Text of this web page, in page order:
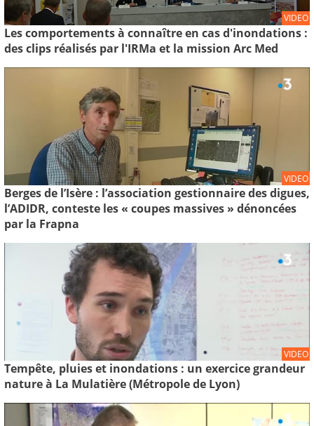
VIDEO
Les comportements à connaître en cas d'inondations :
des clips réalisés par l'IRMa et la mission Arc Med
VIDEO
Berges de l’Isère : l’association gestionnaire des digues,
l’ADIDR, conteste les « coupes massives » dénoncées
par la Frapna
VIDEO
Tempête, pluies et inondations : un exercice grandeur
nature à La Mulatière (Métropole de Lyon)